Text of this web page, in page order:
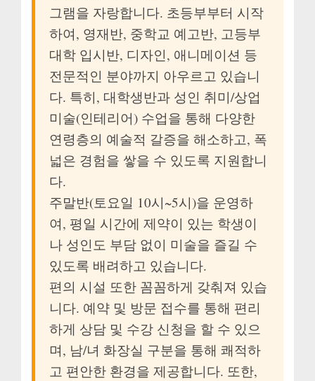
그램을 자랑합니다. 초등부부터 시작
하여, 영재반, 중학교 예고반, 고등부
대학 입시반, 디자인, 애니메이션 등
전문적인 분야까지 아우르고 있습니
다. 특히, 대학생반과 성인 취미/상업
미술(인테리어) 수업을 통해 다양한
연령층의 예술적 갈증을 해소하고, 폭
넓은 경험을 쌓을 수 있도록 지원합니
다.
주말반(토요일 10시~5시)을 운영하
여, 평일 시간에 제약이 있는 학생이
나 성인도 부담 없이 미술을 즐길 수
있도록 배려하고 있습니다.
편의 시설 또한 꼼꼼하게 갖춰져 있습
니다. 예약 및 방문 접수를 통해 편리
하게 상담 및 수강 신청을 할 수 있으
며, 남/녀 화장실 구분을 통해 쾌적하
고 편안한 환경을 제공합니다. 또한,